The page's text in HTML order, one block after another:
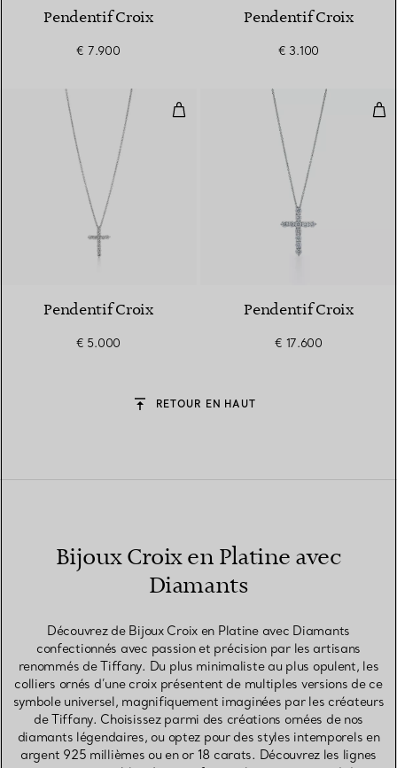
Pendentif Croix
€ 7.900
Pendentif Croix
€ 3.100
Pendentif Croix
2 Matériaux
Pendentif Croix
€ 5.000
Pendentif Croix
€ 17.600
RETOUR EN HAUT
Bijoux Croix en Platine avec
Diamants
Découvrez de Bijoux Croix en Platine avec Diamants
confectionnés avec passion et précision par les artisans
renommés de Tiffany. Du plus minimaliste au plus opulent, les
colliers ornés d’une croix présentent de multiples versions de ce
symbole universel, magnifiquement imaginées par les créateurs
de Tiffany. Choisissez parmi des créations ornées de nos
diamants légendaires, ou optez pour des styles intemporels en
argent 925 millièmes ou en or 18 carats. Découvrez les lignes